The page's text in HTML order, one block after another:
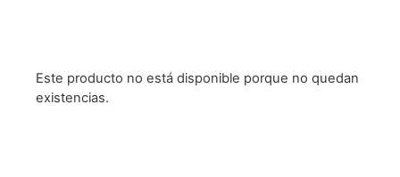
Este producto no está disponible porque no quedan
existencias.